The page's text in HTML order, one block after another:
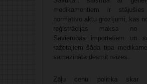
medikamentiem ir
normatīvo aktu grozījumi, kas
reģistrācijas maksa no
Savienības importētiem un
ražotajiem šāda tipa
samazināta desmit reizes.
Zāļu cenu politika skar